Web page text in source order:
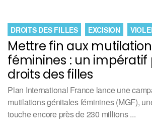
Mettre fin aux
féminines : un impératif
droits des filles
DROITS DES FILLES EXCISION
Plan International France lance une
mutilations génitales féminines (MGF),
touche encore près de 230 millions ...